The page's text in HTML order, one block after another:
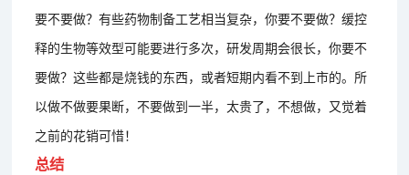
要不要做？有些药物制备工艺相当复杂，你要不要做？缓控
释的生物等效型可能要进行多次，研发周期会很长，你要不
要做？这些都是烧钱的东西，或者短期内看不到上市的。所
以做不做要果断，不要做到一半，太贵了，不想做，又觉着
之前的花销可惜！
总结